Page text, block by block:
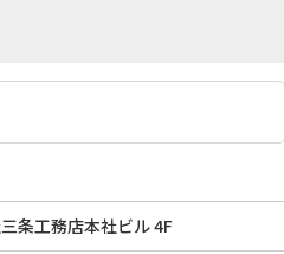
条工務店本社ビル 4F